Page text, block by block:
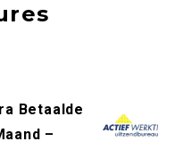
Betaalde
–